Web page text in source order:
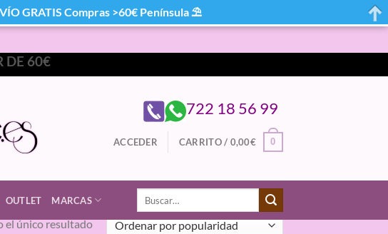
DE 60€
722 18 56 99
ACCEDER CARRITO / 0,00€ 0
OUTLET MARCAS
Buscar
el único resultado
GRATIS Compras >60€ Península ⛱